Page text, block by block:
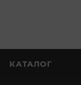
КАТАЛОГ